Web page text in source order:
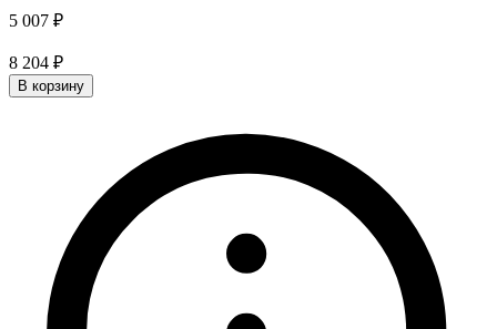
5 007 ₽
8 204 ₽
В корзину